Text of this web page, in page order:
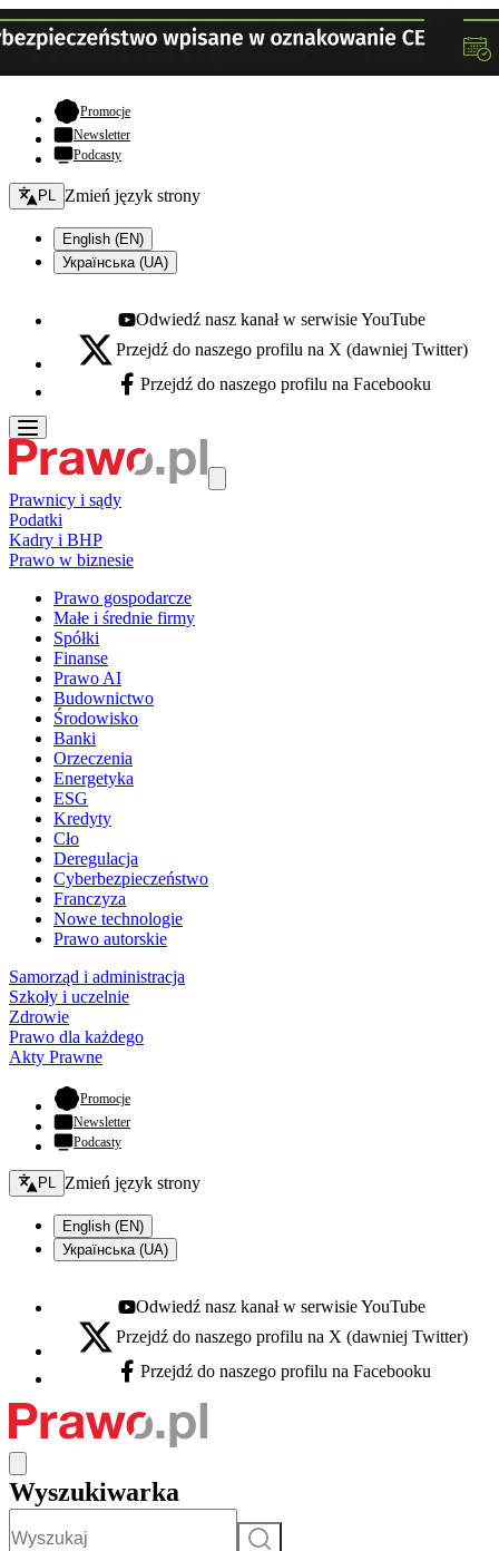
Promocje- otwiera się w nowej karcie
Newsletter
Podcasty
Zmień język - bieżący:
PL Zmień język strony
English (EN)
Українська (UA)
Youtube - otwiera się w nowej karcie
Odwiedź nasz kanał w serwisie YouTube
X - otwiera się w nowej karcie
Przejdź do naszego profilu na X (dawniej Twitter)
Facebook - otwiera się w nowej karcie
Przejdź do naszego profilu na Facebooku
Prawnicy i sądy
Podatki
Kadry i BHP
Prawo w biznesie
Prawo gospodarcze
Małe i średnie firmy
Spółki
Finanse
Prawo AI
Budownictwo
Środowisko
Banki
Orzeczenia
Energetyka
ESG
Kredyty
Cło
Deregulacja
Cyberbezpieczeństwo
Franczyza
Nowe technologie
Prawo autorskie
Samorząd i administracja
Szkoły i uczelnie
Zdrowie
Prawo dla każdego
Akty Prawne
Promocje- otwiera się w nowej karcie
Newsletter
Podcasty
Zmień język - bieżący:
PL Zmień język strony
English (EN)
Українська (UA)
Youtube - otwiera się w nowej karcie
Odwiedź nasz kanał w serwisie YouTube
X - otwiera się w nowej karcie
Przejdź do naszego profilu na X (dawniej Twitter)
Facebook - otwiera się w nowej karcie
Przejdź do naszego profilu na Facebooku
Wyszukiwarka
Szukaj